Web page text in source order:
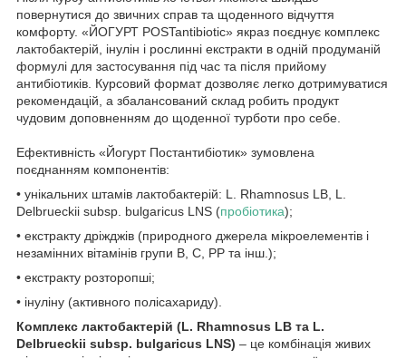
повернутися до звичних справ та щоденного відчуття
комфорту. «ЙОГУРТ POSTantibiotic» якраз поєднує комплекс
лактобактерій, інулін і рослинні екстракти в одній продуманій
формулі для застосування під час та після прийому
антибіотиків. Курсовий формат дозволяє легко дотримуватися
рекомендацій, а збалансований склад робить продукт
чудовим доповненням до щоденної турботи про себе.
Ефективність «Йогурт Постантибіотик» зумовлена
поєднанням компонентів:
• унікальних штамів лактобактерій: L. Rhamnosus LВ, L.
Delbrueckii subsp. bulgaricus LNS (пробіотика);
• екстракту дріжджів (природного джерела мікроелементів і
незамінних вітамінів групи В, С, РР та інш.);
• екстракту розторопші;
• інуліну (активного полісахариду).
Комплекс лактобактерій (L. Rhamnosus LB та L.
Delbrueckii subsp. bulgaricus LNS) – це комбінація живих